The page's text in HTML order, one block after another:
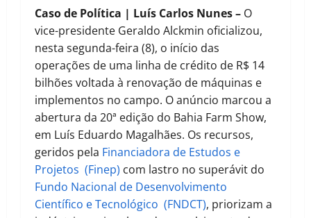
Caso de Política | Luís Carlos Nunes – O
vice-presidente Geraldo Alckmin oficializou,
nesta segunda-feira (8), o início das
operações de uma linha de crédito de R$ 14
bilhões voltada à renovação de máquinas e
implementos no campo. O anúncio marcou a
abertura da 20ª edição do Bahia Farm Show,
em Luís Eduardo Magalhães. Os recursos,
geridos pela Financiadora de Estudos e
Projetos (Finep) com lastro no superávit do
Fundo Nacional de Desenvolvimento
Científico e Tecnológico (FNDCT), priorizam a